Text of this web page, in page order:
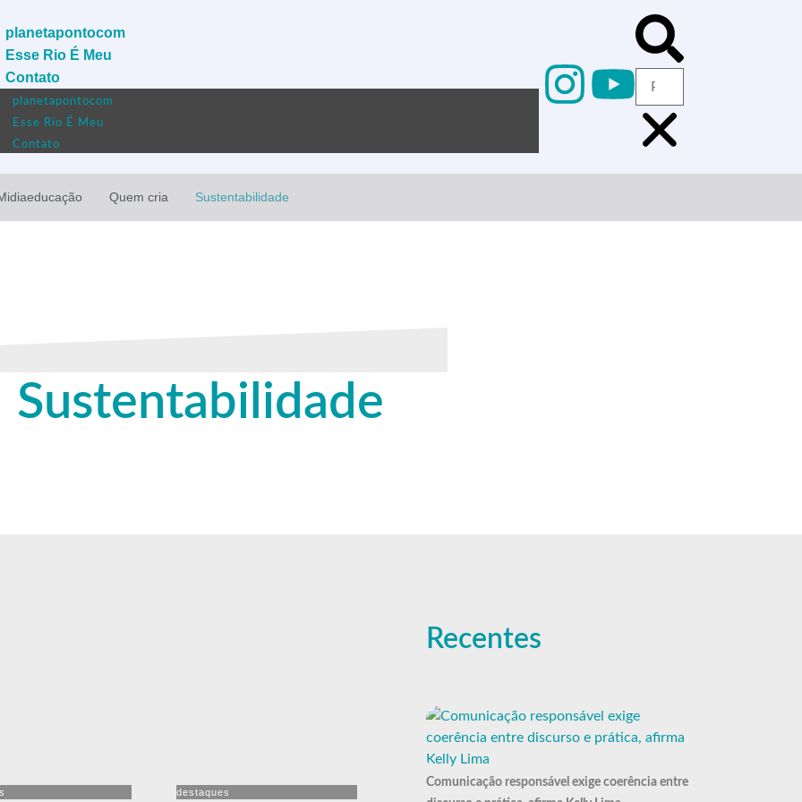
planetapontocom
Esse Rio É Meu
Contato
planetapontocom
Esse Rio É Meu
Contato
Quem cria Sustentabilidade
Sustentabilidade
destaques
Recentes
Comunicação responsável exige coerência entre